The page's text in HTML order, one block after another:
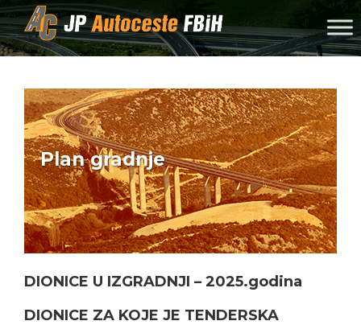
Skip to content
Plan gradnje
DIONICE U IZGRADNJI – 2025.godina
DIONICE ZA KOJE JE TENDERSKA